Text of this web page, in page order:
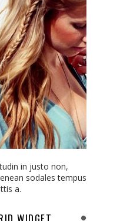
in justo non,
sodales tempus
a.